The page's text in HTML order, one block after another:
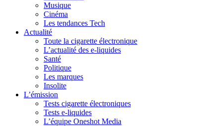
Musique
Cinéma
Les tendances Tech
Actualité
Toute la cigarette électronique
L’actualité des e-liquides
Santé
Politique
Les marques
Insolite
L’émission
Tests cigarette électroniques
Tests e-liquides
L’équipe Oneshot Media